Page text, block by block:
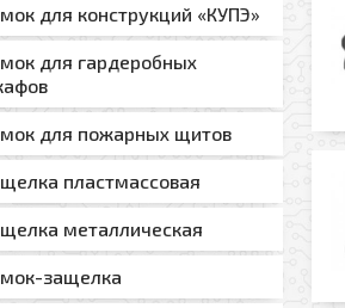
для конструкций «КУПЭ»
для гардеробных
для пожарных щитов
пластмассовая
металлическая
защелка
Оформить
Ваше имя